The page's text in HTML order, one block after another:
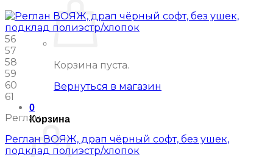
Корзина пуста.
Вернуться в магазин
0
Корзина
56
57
58
59
60
61
Реглан
Реглан ВОЯЖ, драп чёрный софт, без ушек,
подклад полиэстр/хлопок